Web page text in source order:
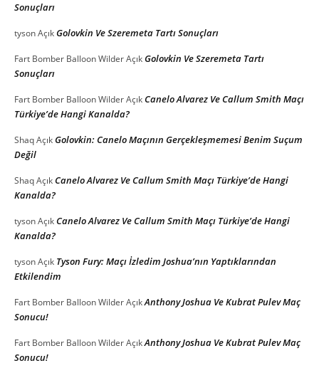
Sonuçları
tysonAçıkGolovkin Ve Szeremeta Tartı Sonuçları
Fart Bomber Balloon WilderAçıkGolovkin Ve Szeremeta Tartı
Sonuçları
Fart Bomber Balloon WilderAçıkCanelo Alvarez Ve Callum Smith Maçı
Türkiye’de Hangi Kanalda?
ShaqAçıkGolovkin: Canelo Maçının Gerçekleşmemesi Benim Suçum
Değil
ShaqAçıkCanelo Alvarez Ve Callum Smith Maçı Türkiye’de Hangi
Kanalda?
tysonAçıkCanelo Alvarez Ve Callum Smith Maçı Türkiye’de Hangi
Kanalda?
tysonAçık Tyson Fury: Maçı İzledim Joshua’nın Yaptıklarından
Etkilendim
Fart Bomber Balloon WilderAçıkAnthony Joshua Ve Kubrat Pulev Maç
Sonucu!
Fart Bomber Balloon WilderAçıkAnthony Joshua Ve Kubrat Pulev Maç
Sonucu!